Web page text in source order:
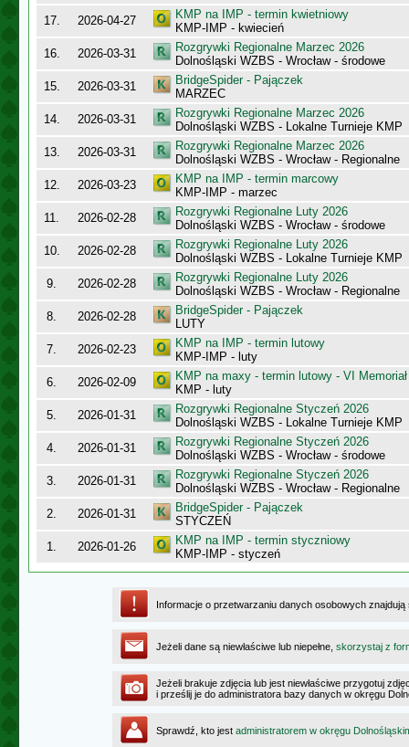
17.
2026-04-27
KMP na IMP - termin kwietniowy
KMP-IMP - kwiecień
16.
2026-03-31
Rozgrywki Regionalne Marzec 2026
Dolnośląski WZBS - Wrocław - środowe
15.
2026-03-31
BridgeSpider - Pajączek
MARZEC
14.
2026-03-31
Rozgrywki Regionalne Marzec 2026
Dolnośląski WZBS - Lokalne Turnieje KMP
13.
2026-03-31
Rozgrywki Regionalne Marzec 2026
Dolnośląski WZBS - Wrocław - Regionalne
12.
2026-03-23
KMP na IMP - termin marcowy
KMP-IMP - marzec
11.
2026-02-28
Rozgrywki Regionalne Luty 2026
Dolnośląski WZBS - Wrocław - środowe
10.
2026-02-28
Rozgrywki Regionalne Luty 2026
Dolnośląski WZBS - Lokalne Turnieje KMP
9.
2026-02-28
Rozgrywki Regionalne Luty 2026
Dolnośląski WZBS - Wrocław - Regionalne
8.
2026-02-28
BridgeSpider - Pajączek
LUTY
7.
2026-02-23
KMP na IMP - termin lutowy
KMP-IMP - luty
6.
2026-02-09
KMP na maxy - termin lutowy - VI
KMP - luty
5.
2026-01-31
Rozgrywki Regionalne Styczeń 2026
Dolnośląski WZBS - Lokalne Turnieje KMP
4.
2026-01-31
Rozgrywki Regionalne Styczeń 2026
Dolnośląski WZBS - Wrocław - środowe
3.
2026-01-31
Rozgrywki Regionalne Styczeń 2026
Dolnośląski WZBS - Wrocław - Regionalne
2.
2026-01-31
BridgeSpider - Pajączek
STYCZEŃ
1.
2026-01-26
KMP na IMP - termin styczniowy
KMP-IMP - styczeń
Informacje o przetwarzaniu danych osobowych
Jeżeli dane są niewłaściwe lub niepełne, skorzystaj z
Jeżeli brakuje zdjęcia lub jest niewłaściwe przygotuj
i prześlij je do administratora bazy danych w okręgu
Sprawdź, kto jest administratorem w okręgu